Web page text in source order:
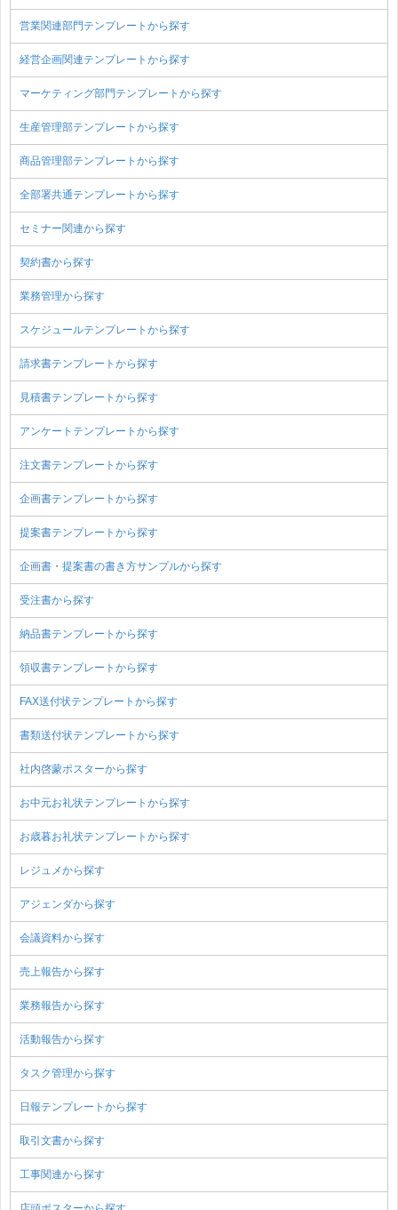
営業関連部門テンプレートから探す
経営企画関連テンプレートから探す
マーケティング部門テンプレートから探す
生産管理部テンプレートから探す
商品管理部テンプレートから探す
全部署共通テンプレートから探す
セミナー関連から探す
契約書から探す
業務管理から探す
スケジュールテンプレートから探す
請求書テンプレートから探す
見積書テンプレートから探す
アンケートテンプレートから探す
注文書テンプレートから探す
企画書テンプレートから探す
提案書テンプレートから探す
企画書・提案書の書き方サンプルから探す
受注書から探す
納品書テンプレートから探す
領収書テンプレートから探す
FAX送付状テンプレートから探す
書類送付状テンプレートから探す
社内啓蒙ポスターから探す
お中元お礼状テンプレートから探す
お歳暮お礼状テンプレートから探す
レジュメから探す
アジェンダから探す
会議資料から探す
売上報告から探す
業務報告から探す
活動報告から探す
タスク管理から探す
日報テンプレートから探す
取引文書から探す
工事関連から探す